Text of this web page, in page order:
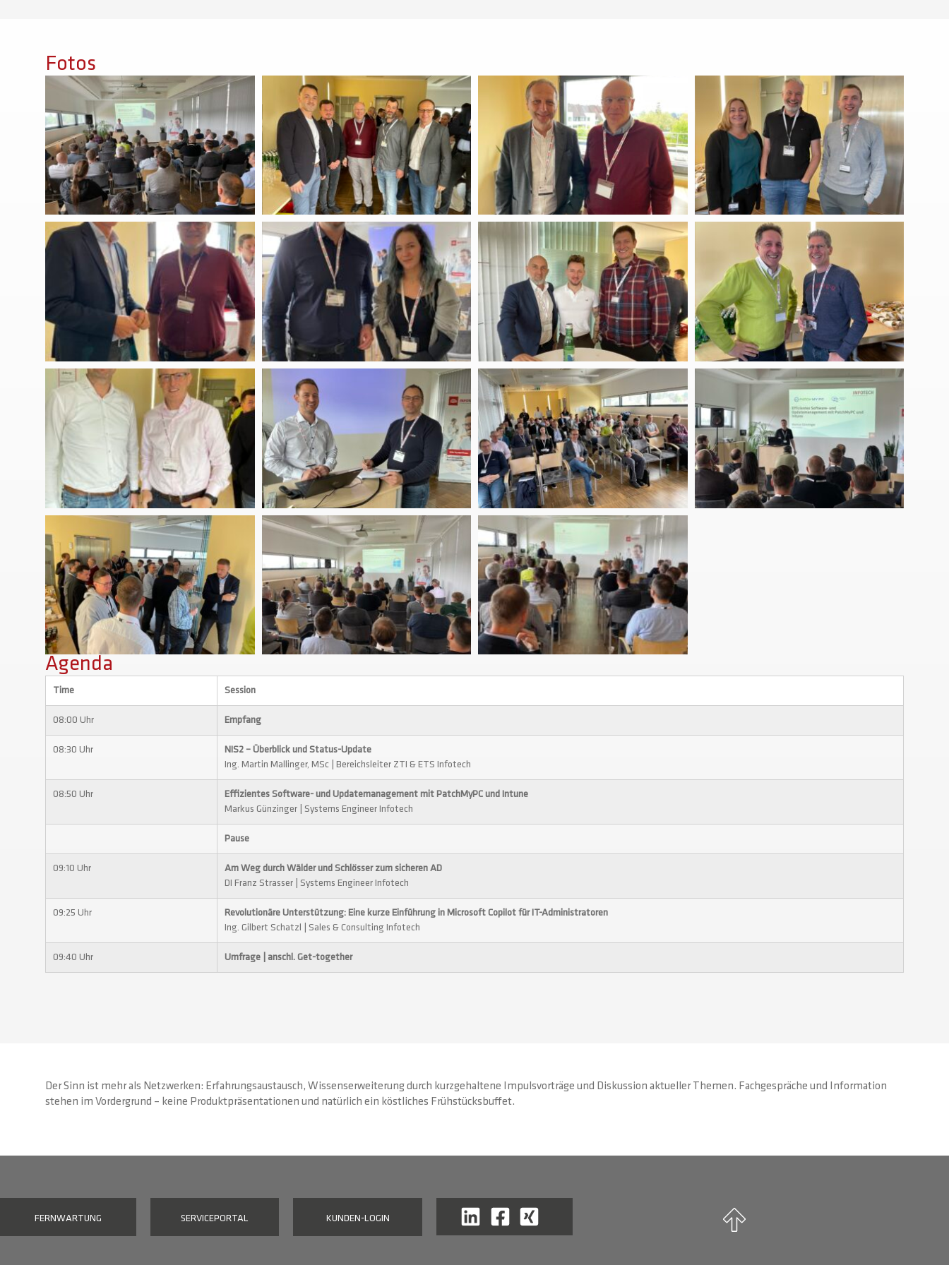
Fotos
Agenda
Time Session
08:00 Uhr Empfang
08:30 Uhr
NIS2 – Überblick und Status-Update
Ing. Martin Mallinger, MSc | Bereichsleiter ZTI & ETS Infotech
08:50 Uhr
Effizientes Software- und Updatemanagement mit PatchMyPC und Intune
Markus Günzinger | Systems Engineer Infotech
Pause
09:10 Uhr
Am Weg durch Wälder und Schlösser zum sicheren AD
DI Franz Strasser | Systems Engineer Infotech
09:25 Uhr
Revolutionäre Unterstützung: Eine kurze Einführung in Microsoft Copilot für IT-Administratoren
Ing. Gilbert Schatzl | Sales & Consulting Infotech
09:40 Uhr Umfrage | anschl. Get-together
Der Sinn ist mehr als Netzwerken: Erfahrungsaustausch, Wissenserweiterung durch kurzgehaltene Impulsvorträge und Diskussion aktueller Themen. Fachgespräche und Information
stehen im Vordergrund – keine Produktpräsentationen und natürlich ein köstliches Frühstücksbuffet.
FERNWARTUNG SERVICEPORTAL KUNDEN-LOGIN